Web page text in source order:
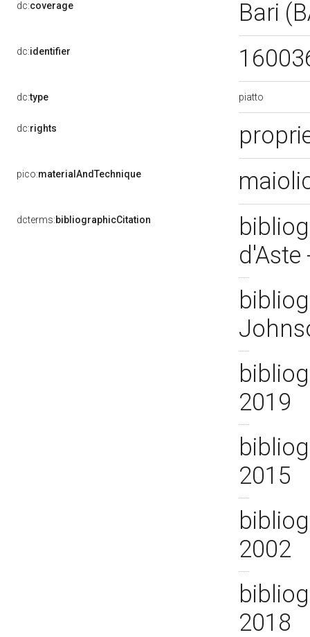
dc:coverage Bari
dc:identifier
dc:type piatto
dc:rights
pico:materialAndTechnique
dcterms:bibliographicCitation
2019
2015
2002
2018